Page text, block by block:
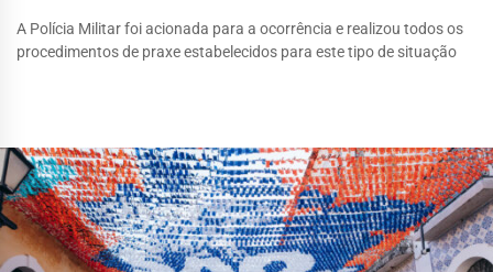
A Polícia Militar foi acionada para a ocorrência e realizou todos os
procedimentos de praxe estabelecidos para este tipo de situação